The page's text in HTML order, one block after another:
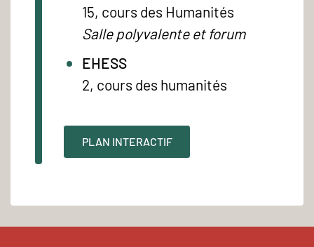
15, cours des Humanités
Salle polyvalente et forum
EHESS
2, cours des humanités
PLAN INTERACTIF